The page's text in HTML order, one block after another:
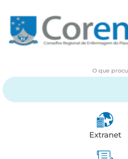
O que
Extranet